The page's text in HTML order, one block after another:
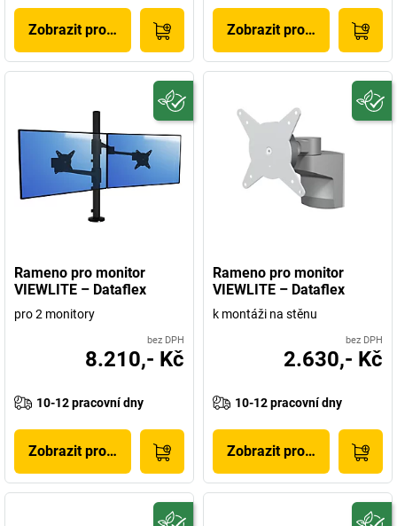
Zobrazit produkt Zobrazit produkt
Rameno pro monitor
VIEWLITE – Dataflex
pro 2 monitory
bez DPH
8.210,- Kč
10-12 pracovní dny
Zobrazit produkt
Rameno pro monitor
VIEWLITE – Dataflex
k montáži na stěnu
bez DPH
2.630,- Kč
10-12 pracovní dny
Zobrazit produkt